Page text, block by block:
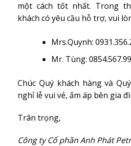
một cách tốt nhất. Trong
khách có yêu cầu hỗ trợ, vui
Mrs.Quynh:
Mr. Tùng:
Chúc Quý khách hàng và
nghỉ lễ vui vẻ, ấm áp bên gia
Trân trọng,
Công ty Cổ phần Anh Phát